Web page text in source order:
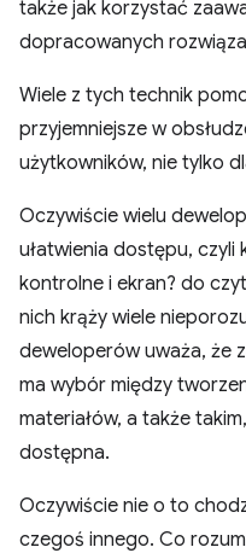
także jak korzystać
dopracowanych
Wiele z tych technik
przyjemniejsze w
użytkowników, nie tylko
Oczywiście wielu
ułatwienia dostępu,
kontrolne i ekran? do
nich krąży wiele
deweloperów uważa, że
ma wybór między
materiałów, a także
dostępna.
Oczywiście nie o to
czegoś innego. Co